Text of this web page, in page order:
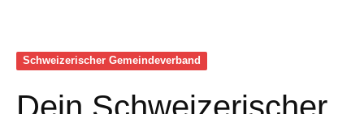
Schweizerischer Gemeinde­verband
Dein Schweizerischer